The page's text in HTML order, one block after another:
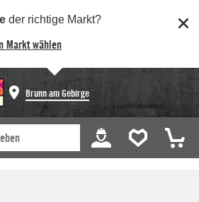
der richtige Markt?
Markt wählen
Brunn am Gebirge